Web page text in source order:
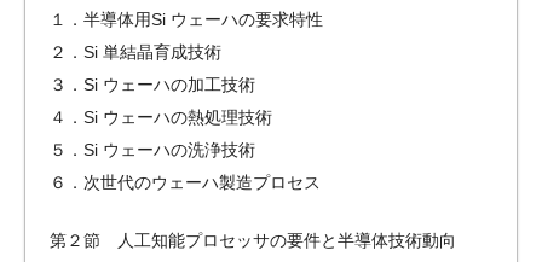
１．半導体用Si ウェーハの要求特性
２．Si 単結晶育成技術
３．Si ウェーハの加工技術
４．Si ウェーハの熱処理技術
５．Si ウェーハの洗浄技術
６．次世代のウェーハ製造プロセス
第２節 人工知能プロセッサの要件と半導体技術動向